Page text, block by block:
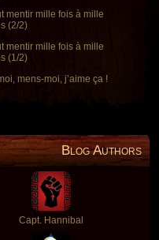
mentir mille fois à mille
(2/2)
mentir mille fois à mille
(1/2)
mens-moi, j’aime ça !
Blog Authors
Capt. Hannibal